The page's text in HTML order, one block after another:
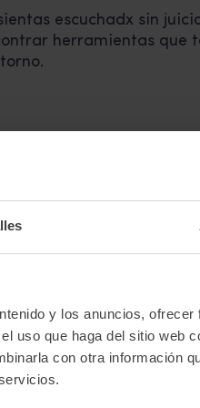
y los anuncios, ofrecer
uso que haga del sitio web
con otra información
escuchadx sin
herramientas que
conversar.
También
p/
p/